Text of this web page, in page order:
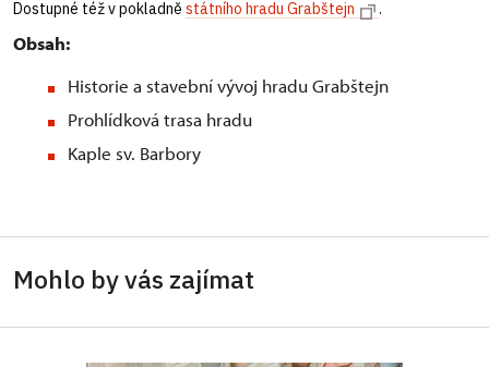
Dostupné též v pokladně státního hradu Grabštejn .
Obsah:
Historie a stavební vývoj hradu Grabštejn
Prohlídková trasa hradu
Kaple sv. Barbory
Mohlo by vás zajímat